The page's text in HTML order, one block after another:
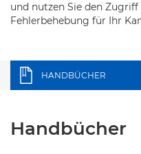
und nutzen Sie den Zugriff
Fehlerbehebung für Ihr
HANDBÜCHER
Handbücher